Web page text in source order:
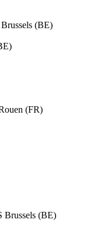
Brussels (BE)
(FR)
Brussels (BE)